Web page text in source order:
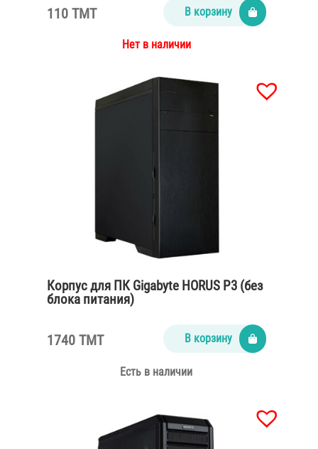
110 TMT В корзину
Нет в наличии
Корпус для ПК Gigabyte HORUS P3 (без
блока питания)
1740 TMT В корзину
Есть в наличии